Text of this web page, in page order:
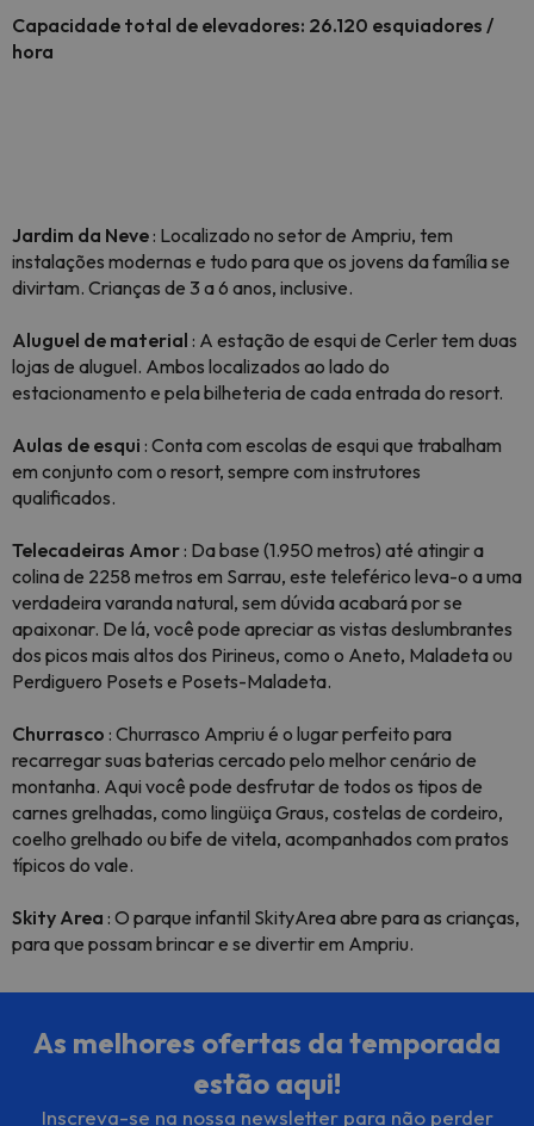
Capacidade total de elevadores: 26.120 esquiadores /
hora
Jardim da Neve: Localizado no setor de Ampriu, tem
instalações modernas e tudo para que os jovens da família se
divirtam. Crianças de 3 a 6 anos, inclusive.
Aluguel de material : A estação de esqui de Cerler tem duas
lojas de aluguel. Ambos localizados ao lado do
estacionamento e pela bilheteria de cada entrada do resort.
Aulas de esqui : Conta com escolas de esqui que trabalham
em conjunto com o resort, sempre com instrutores
qualificados.
Telecadeiras Amor: Da base (1.950 metros) até atingir a
colina de 2258 metros em Sarrau, este teleférico leva-o a uma
verdadeira varanda natural, sem dúvida acabará por se
apaixonar. De lá, você pode apreciar as vistas deslumbrantes
dos picos mais altos dos Pirineus, como o Aneto, Maladeta ou
Perdiguero Posets e Posets-Maladeta.
Churrasco : Churrasco Ampriu é o lugar perfeito para
recarregar suas baterias cercado pelo melhor cenário de
montanha. Aqui você pode desfrutar de todos os tipos de
carnes grelhadas, como lingüiça Graus, costelas de cordeiro,
coelho grelhado ou bife de vitela, acompanhados com pratos
típicos do vale.
Skity Area : O parque infantil SkityArea abre para as crianças,
para que possam brincar e se divertir em Ampriu.
As melhores ofertas da temporada
estão aqui!
Inscreva-se na nossa newsletter para não perder